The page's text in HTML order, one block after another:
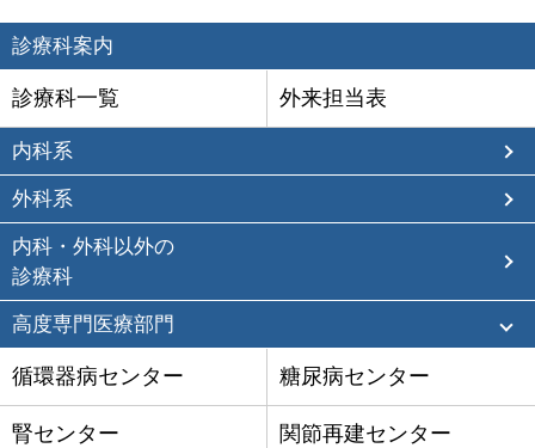
診療科案内
診療科一覧 外来担当表
内科系
外科系
内科・外科以外の
診療科
高度専門医療部門
循環器病センター 糖尿病センター
腎センター 関節再建センター